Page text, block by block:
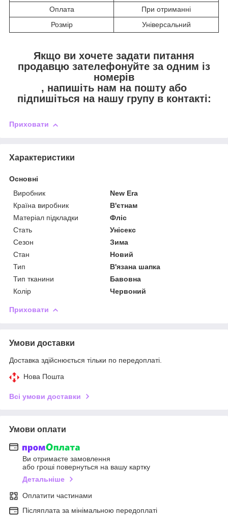
Оплата
При отриманні
Розмір
Універсальний
Якщо ви хочете задати питання
продавцю зателефонуйте за одним із
номерів
, напишіть нам на пошту або
підпишіться на нашу групу в контакті:
Приховати
Характеристики
Основні
Виробник
New Era
Країна виробник
В'єтнам
Матеріал підкладки
Фліс
Стать
Унісекс
Сезон
Зима
Стан
Новий
Тип
В'язана шапка
Тип тканини
Бавовна
Колір
Червоний
Приховати
Умови доставки
Доставка здійснюється тільки по передоплаті.
Нова Пошта
Всі умови доставки
Умови оплати
Ви отримаєте замовлення
або гроші повернуться на вашу картку
Детальніше
Оплатити частинами
Післяплата за мінімальною передоплаті